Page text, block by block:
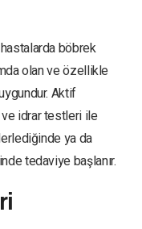
böbrek
olan ve özellikle
Aktif
idrar testleri ile
ya da
tedaviye başlanır.